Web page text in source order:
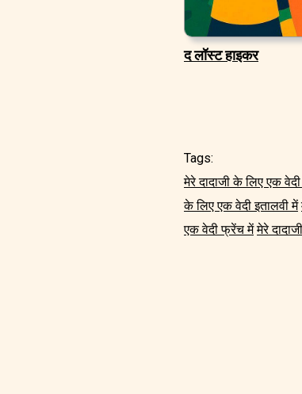
द लॉस्ट हाइकर
Tags:
मेरे दादाजी के लिए एक
के लिए एक वेदी इतालवी में
एक वेदी फ्रेंच में मेरे